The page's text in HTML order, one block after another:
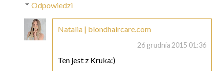
Odpowiedzi
Natalia | blondhaircare.com
26 grudnia 2015 01:36
Ten jest z Kruka:)